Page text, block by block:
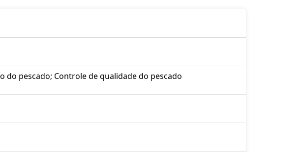
pescado; Controle de qualidade do pescado